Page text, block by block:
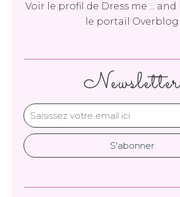
Newsletter
Voir le profil de Dress me ... and
le portail Overblog